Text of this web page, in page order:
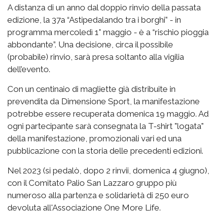
A distanza di un anno dal doppio rinvio della passata
edizione, la 37a “Astipedalando tra i borghi” - in
programma mercoledì 1° maggio - è a “rischio pioggia
abbondante”. Una decisione, circa il possibile
(probabile) rinvio, sarà presa soltanto alla vigilia
dell’evento.
Con un centinaio di magliette già distribuite in
prevendita da Dimensione Sport, la manifestazione
potrebbe essere recuperata domenica 19 maggio. Ad
ogni partecipante sarà consegnata la T-shirt "logata"
della manifestazione, promozionali vari ed una
pubblicazione con la storia delle precedenti edizioni.
Nel 2023 (si pedalò, dopo 2 rinvii, domenica 4 giugno),
con il Comitato Palio San Lazzaro gruppo più
numeroso alla partenza e solidarietà di 250 euro
devoluta all'Associazione One More Life.